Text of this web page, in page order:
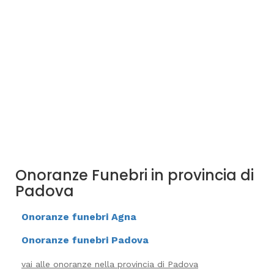
Onoranze Funebri in provincia di
Padova
Onoranze funebri Agna
Onoranze funebri Padova
vai alle onoranze nella provincia di Padova